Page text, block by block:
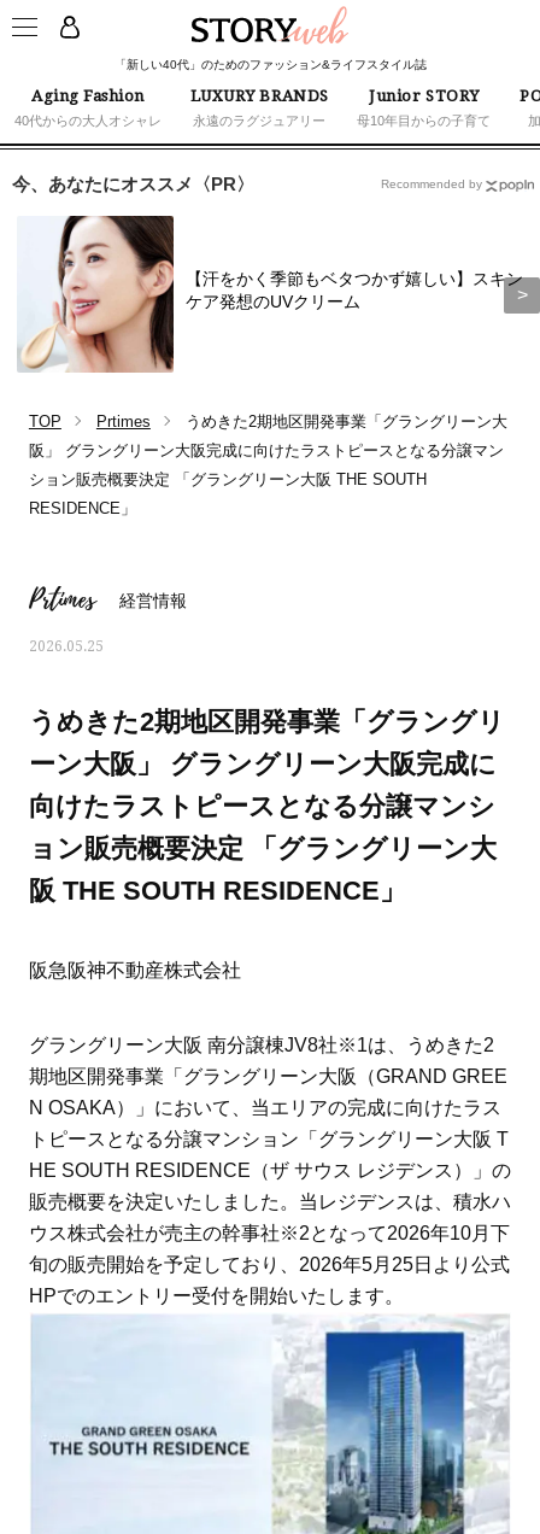
「新しい40代」のためのファッション&ライフスタイル誌
Aging Fashion
40代からの大人オシャレ
LUXURY BRANDS
永遠のラグジュアリー
Junior STORY
母10年目からの子育て
ス学」
今、あなたにオススメ〈PR〉
【汗をかく季節もベタつかず嬉しい】スキン
ケア発想のUVクリーム
Recommended by
TOP Prtimes
うめきた2期地区開発事業「グラングリーン大
阪」 グラングリーン大阪完成に向けたラストピースとなる分譲マン
ション販売概要決定 「グラングリーン大阪 THE SOUTH
RESIDENCE」
Prtimes 経営情報
2026.05.25
うめきた2期地区開発事業「グラングリ
ーン大阪」 グラングリーン大阪完成に
向けたラストピースとなる分譲マンシ
ョン販売概要決定 「グラングリーン大
阪 THE SOUTH RESIDENCE」
阪急阪神不動産株式会社
グラングリーン大阪 南分譲棟JV8社※1は、うめきた2
期地区開発事業「グラングリーン大阪（GRAND GREE
N OSAKA）」において、当エリアの完成に向けたラス
トピースとなる分譲マンション「グラングリーン大阪 T
HE SOUTH RESIDENCE（ザ サウス レジデンス）」の
販売概要を決定いたしました。当レジデンスは、積水ハ
ウス株式会社が売主の幹事社※2となって2026年10月下
旬の販売開始を予定しており、2026年5月25日より公式
HPでのエントリー受付を開始いたします。